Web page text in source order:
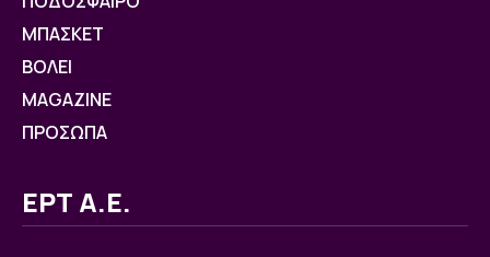
ΜΠΑΣΚΕΤ
ΒOΛΕΙ
MAGAZINE
ΠΡΟΣΩΠΑ
ΕΡΤ Α.Ε.